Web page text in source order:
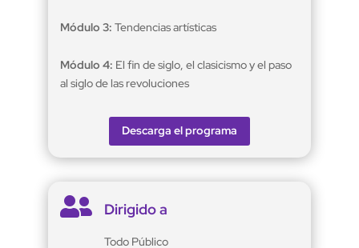
Módulo 3: Tendencias artísticas
Módulo 4: El fin de siglo, el clasicismo y el paso
al siglo de las revoluciones
Descarga el programa
 Dirigido a
Todo Público